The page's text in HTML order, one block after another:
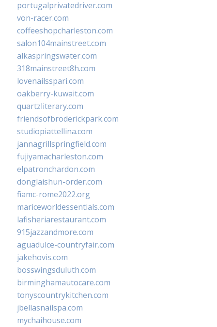
portugalprivatedriver.com
von-racer.com
coffeeshopcharleston.com
salon104mainstreet.com
alkaspringswater.com
318mainstreet8h.com
lovenailsspari.com
oakberry-kuwait.com
quartzliterary.com
friendsofbroderickpark.com
studiopiattellina.com
jannagrillspringfield.com
fujiyamacharleston.com
elpatronchardon.com
donglaishun-order.com
fiamc-rome2022.org
mariceworldessentials.com
lafisheriarestaurant.com
915jazzandmore.com
aguadulce-countryfair.com
jakehovis.com
bosswingsduluth.com
birminghamautocare.com
tonyscountrykitchen.com
jbellasnailspa.com
mychaihouse.com